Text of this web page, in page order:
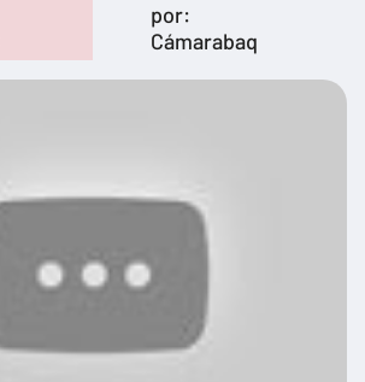
por:
Cámarabaq